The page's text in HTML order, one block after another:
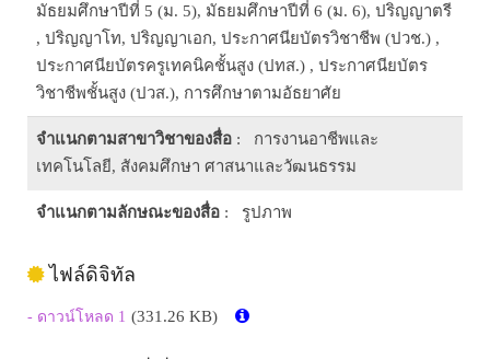
มัธยมศึกษาปีที่ 5 (ม. 5), มัธยมศึกษาปีที่ 6 (ม. 6), ปริญญาตรี
, ปริญญาโท, ปริญญาเอก, ประกาศนียบัตรวิชาชีพ (ปวช.) ,
ประกาศนียบัตรครูเทคนิคชั้นสูง (ปทส.) , ประกาศนียบัตร
วิชาชีพชั้นสูง (ปวส.), การศึกษาตามอัธยาศัย
จำแนกตามสาขาวิชาของสื่อ : การงานอาชีพและ
เทคโนโลยี, สังคมศึกษา ศาสนาและวัฒนธรรม
จำแนกตามลักษณะของสื่อ : รูปภาพ
ไฟล์ดิจิทัล
- ดาวน์โหลด 1 (331.26 KB)